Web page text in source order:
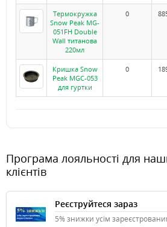
Термокружка
Snow Peak MG-
051FH Double
Wall титанова
220мл
0
Кришка Snow
Peak MGC-053
для гуртки
0
Програма лояльності для
клієнтів
Реєструйтеся зараз
5% знижки усім